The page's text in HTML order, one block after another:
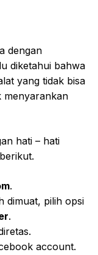
dengan
diketahui bahwa
yang tidak bisa
menyarankan
hati – hati
.
dimuat, pilih opsi
.
account.